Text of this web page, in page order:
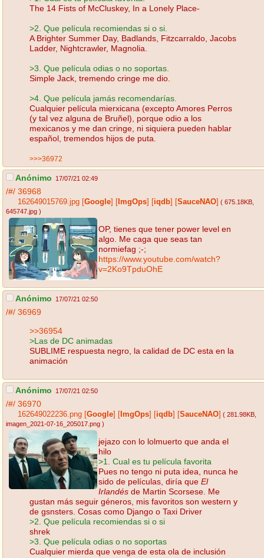
The 14 Fists of McCluskey, In a Lonely Place-
>2. Que película recomiendas si o si.
A Brighter Summer Day, Badlands, Fitzcarraldo, Jacobs
Ladder, Nightcrawler, Magnolia.
>3. Que película odias o no soportas.
Simple Jack, tremendo cringe me dio.
>4. Que película jamás recomendarías.
Cualquier película mierxicana (excepto Amores Perros
(y tal vez alguna de Bruñel), porque odio a los
mexicanos y me dan cringe, ni siquiera pueden hablar
español, tremendos hijos de puta.
>>>36972
Anónimo 17/07/21 02:49
/#/ 36968
162649015769.jpg Google ImgOps iqdb SauceNAO ( 675.18KB
645747.jpg )
OP, tienes que tener power level en
algo. Me caga que seas tan
normiefag ;-;
https://www.youtube.com/watch?
v=2Ko9TpduOhE
Anónimo 17/07/21 02:50
/#/ 36969
>>36954
>Las de DC animadas
SUBLIME respuesta negro, la calidad de DC esta en la
animación
Anónimo 17/07/21 02:50
/#/ 36970
162649022236.png Google ImgOps iqdb SauceNAO ( 281.98KB
imagen_2021-07-16_205017.png )
jejazo con lo lolmuerto que anda el
hilo
>1. Cual es tu película favorita
Pues no tengo ni puta idea, nunca he
sido de películas, diría que El
Irlandés de Martin Scorsese. Me
gustan más seguir géneros, mis favoritos son western y
de gsnsters. Cosas como Django o Taxi Driver
>2. Que película recomiendas si o si
shrek
>3. Que película odias o no soportas
Cualquier mierda que venga de esta ola de inclusión